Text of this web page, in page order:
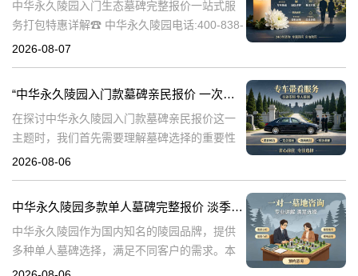
中华永久陵园入门生态墓碑完整报价一站式服
务打包特惠详解☎ 中华永久陵园电话:400-838-
5063中华永久陵园作为国内知名的陵园之一，
2026-08-07
“中华永久陵园入门款墓碑亲民报价 一次性付清享折上折：超值优惠与便捷选择的完美结合”
在探讨中华永久陵园入门款墓碑亲民报价这一
主题时，我们首先需要理解墓碑选择的重要性
及其对逝者与生者的影响。墓碑不仅是对逝者
2026-08-06
中华永久陵园多款单人墓碑完整报价 淡季下单直降数千元详解
中华永久陵园作为国内知名的陵园品牌，提供
多种单人墓碑选择，满足不同客户的需求。本
文将详细介绍中华永久陵园多款单人墓碑的完